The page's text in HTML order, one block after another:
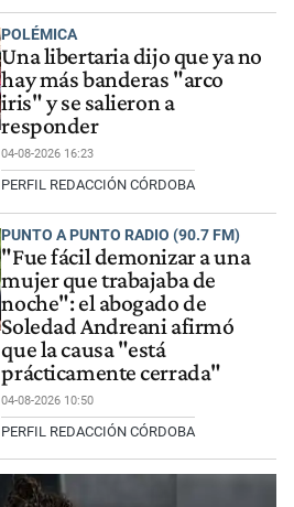
POLÉMICA
Una libertaria dijo que ya no
hay más banderas "arco
iris" y se salieron a
responder
04-08-2026 16:23
PERFIL REDACCIÓN CÓRDOBA
PUNTO A PUNTO RADIO (90.7 FM)
"Fue fácil demonizar a una
mujer que trabajaba de
noche": el abogado de
Soledad Andreani afirmó
que la causa "está
prácticamente cerrada"
04-08-2026 10:50
PERFIL REDACCIÓN CÓRDOBA